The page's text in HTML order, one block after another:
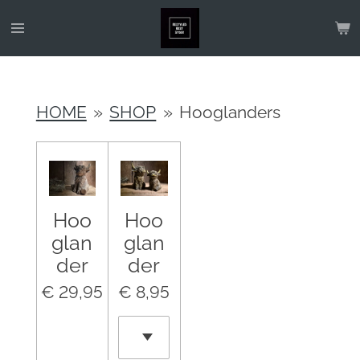
Ga
hoofdinhoud
HOME » SHOP » Hooglanders
Hoo
glan
der
€ 29,95
Hoo
glan
der
€ 8,95